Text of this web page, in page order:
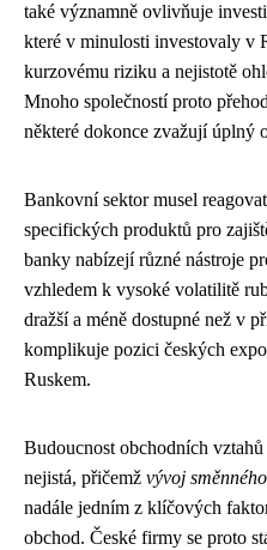
také významně ovlivňuje
které v minulosti investovaly v
kurzovému riziku a nejistotě
Mnoho společností proto
některé dokonce zvažují úplný
Bankovní sektor musel
specifických produktů pro
banky nabízejí různé nástroje
vzhledem k vysoké volatilitě
dražší a méně dostupné než v
komplikuje pozici českých
Ruskem.
Budoucnost obchodních
nejistá, přičemž vývoj
nadále jedním z klíčových
obchod. České firmy se proto